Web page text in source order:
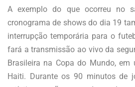
A exemplo do que ocorreu no
cronograma de shows do dia 19
interrupção temporária para o
fará a transmissão ao vivo da
Brasileira na Copa do Mundo,
Haiti. Durante os 90 minutos de